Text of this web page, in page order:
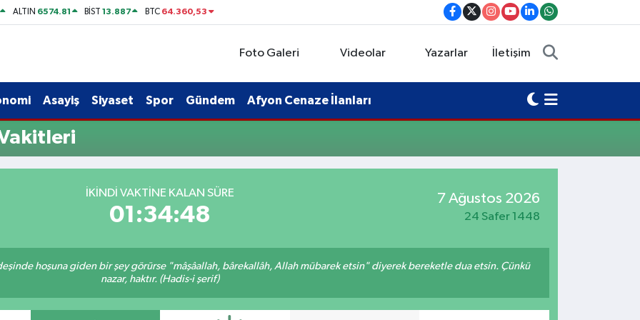
ALTIN 6574.81 BİST13.887 BTC 64.360,53
Foto Galeri Videolar Yazarlar İletişim
Asayiş Siyaset Spor Gündem Afyon Cenaze İlanları
İKINDI VAKTINE KALAN SÜRE
01:34:48
7 Ağustos 2026
24 Safer 1448
hoşuna giden bir şey görürse "mâşâallah, bârekallâh, Allah mübarek etsin" diyerek bereketle dua etsin. Çünkü
nazar, haktır. (Hadis-i şerif)